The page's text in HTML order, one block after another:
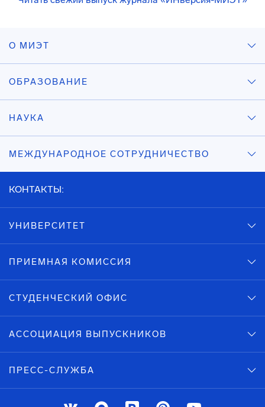
О МИЭТ
ОБРАЗОВАНИЕ
НАУКА
МЕЖДУНАРОДНОЕ СОТРУДНИЧЕСТВО
КОНТАКТЫ:
УНИВЕРСИТЕТ
ПРИЕМНАЯ КОМИССИЯ
СТУДЕНЧЕСКИЙ ОФИС
АССОЦИАЦИЯ ВЫПУСКНИКОВ
ПРЕСС-СЛУЖБА